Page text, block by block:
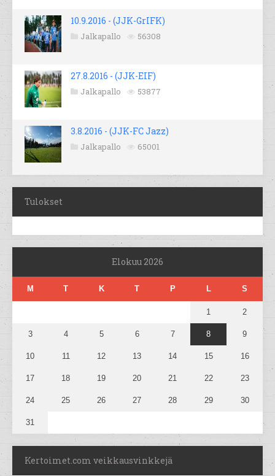
10.9.2016 - (JJK-GrIFK)
Jalkapallo 56308
27.8.2016 - (JJK-EIF)
Jalkapallo 53877
3.8.2016 - (JJK-FC Jazz)
Jalkapallo 65001
Tulokset
Elokuu 2026
M T K T P L S
1 2
3 4 5 6 7 8 9
10 11 12 13 14 15 16
17 18 19 20 21 22 23
24 25 26 27 28 29 30
31
Kertoimet.com veikkausvinkkejä